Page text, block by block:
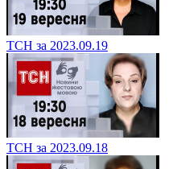
ТСН за 2023.09.19
ТСН за 2023.09.18